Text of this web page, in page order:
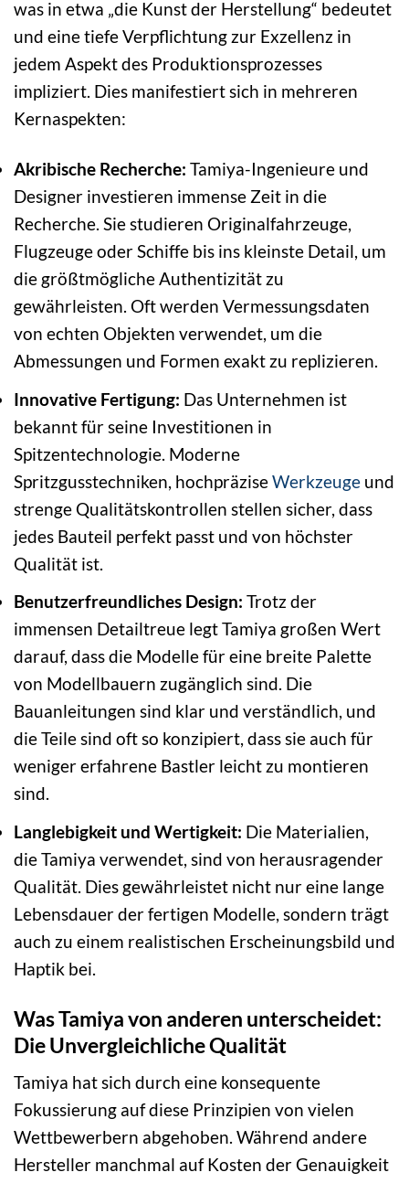
was in etwa „die Kunst der Herstellung“ bedeutet
und eine tiefe Verpflichtung zur Exzellenz in
jedem Aspekt des Produktionsprozesses
impliziert. Dies manifestiert sich in mehreren
Kernaspekten:
Akribische Recherche: Tamiya-Ingenieure und
Designer investieren immense Zeit in die
Recherche. Sie studieren Originalfahrzeuge,
Flugzeuge oder Schiffe bis ins kleinste Detail, um
die größtmögliche Authentizität zu
gewährleisten. Oft werden Vermessungsdaten
von echten Objekten verwendet, um die
Abmessungen und Formen exakt zu replizieren.
Innovative Fertigung: Das Unternehmen ist
bekannt für seine Investitionen in
Spitzentechnologie. Moderne
Spritzgusstechniken, hochpräziseWerkzeuge und
strenge Qualitätskontrollen stellen sicher, dass
jedes Bauteil perfekt passt und von höchster
Qualität ist.
Benutzerfreundliches Design: Trotz der
immensen Detailtreue legt Tamiya großen Wert
darauf, dass die Modelle für eine breite Palette
von Modellbauern zugänglich sind. Die
Bauanleitungen sind klar und verständlich, und
die Teile sind oft so konzipiert, dass sie auch für
weniger erfahrene Bastler leicht zu montieren
sind.
Langlebigkeit und Wertigkeit: Die Materialien,
die Tamiya verwendet, sind von herausragender
Qualität. Dies gewährleistet nicht nur eine lange
Lebensdauer der fertigen Modelle, sondern trägt
auch zu einem realistischen Erscheinungsbild und
Haptik bei.
Was Tamiya von anderen unterscheidet:
Die Unvergleichliche Qualität
Tamiya hat sich durch eine konsequente
Fokussierung auf diese Prinzipien von vielen
Wettbewerbern abgehoben. Während andere
Hersteller manchmal auf Kosten der Genauigkeit